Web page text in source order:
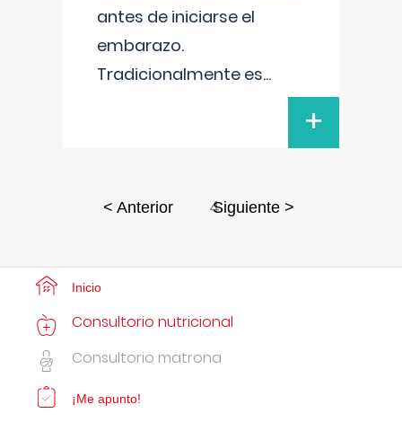
antes de iniciarse el
embarazo.
Tradicionalmente es...
+
< Anterior 4
Siguiente >
Inicio
Consultorio nutricional
Consultorio matrona
¡Me apunto!